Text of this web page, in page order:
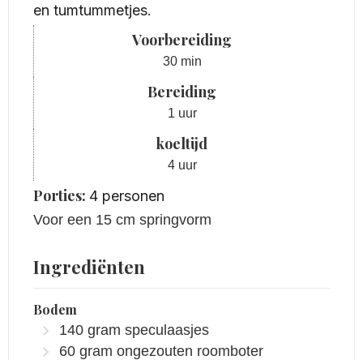
en tumtummetjes.
Voorbereiding
30minuten
min
Bereiding
1 uur
uur
koeltijd
4uur
uur
Porties: 4 personen
Voor een 15 cm springvorm
Ingrediënten
Bodem
140 gram speculaasjes
60 gram ongezouten roomboter